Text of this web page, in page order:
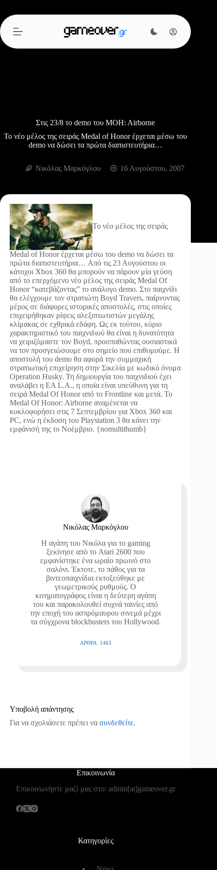
περιεχόμενο
Στις 23/8 το demo του MOH: Airborne
Το νέο μέλος της σειράς Medal of Honor έρχεται μέσω του
demo να δώσει τα πρώτα διαπιστευτήρια…
Νικόλας Μαρκόγλου 16 Αυγούστου, 2007
Το νέο μέλος της σειράς
Medal of Honor έρχεται μέσω του demo να δώσει τα
πρώτα διαπιστευτήρια… Από τις 23 Αυγούστου οι
κάτοχοι Xbox 360 θα μπορούν να πάρουν μία γεύση
από το επερχόμενο νέο μέλος της σειράς Medal Of
Honor “κατεβάζοντας” το ανάλογο demo. Στο παιχνίδι
θα ελέγχουμε τον στρατιώτη Boyd Travers, παίρνοντας
μέρος σε διάφορες ιστορικές αποστολές, στις οποίες
επιχειρήθηκαν ρίψεις αλεξιπτωτιστών μεγάλης
κλίμακας σε εχθρικά εδάφη. Ως εκ τούτου, κύριο
χαρακτηριστικό του παιχνιδιού θα είναι η δυνατότητα
να χειριζόμαστε τον Boyd, προσπαθώντας ουσιαστικά
να τον προσγειώσουμε στο σημείο που επιθυμούμε. Η
αποστολή του demo θα αφορά την συμμαχική
στρατιωτική επιχείρηση στην Σικελία με κωδικό όνομα
Operation Husky. Τη δημιουργία του παιχνιδιού έχει
αναλάβει η EA L.A., η οποία είναι υπεύθυνη για τη
σειρά Medal Of Honor από το Frontline και μετά. Το
Medal Of Honor: Airborne αναμένεται να
κυκλοφορήσει στις 7 Σεπτεμβρίου για Xbox 360 και
PC, ενώ η έκδοση του Playstation 3 θα κάνει την
εμφάνισή της το Νοέμβριο. {nomultithumb}
Νικόλας Μαρκόγλου
Η αγάπη του Νικόλα για το gaming
ξεκίνησε από το Atari 2600 που
εμφανίστηκε ένα ωραίο πρωινό στο
σαλόνι. Έκτοτε, το πάθος για τα
βιντεοπαιχνίδια εκτοξεύθηκε με
γεωμετρικούς ρυθμούς. Ο
κινηματογράφος είναι η δεύτερη αγάπη
του και παρακολουθεί συχνά ταινίες από
την εποχή του ασπρόμαυρου σινεμά μέχρι
τα σύγχρονα blockbusters του Hollywood.
ΆΡΘΡΑ: 1463
Υποβολή απάντησης
Για να σχολιάσετε πρέπει να συνδεθείτε.
Επικοινωνία
Επικοινωνήστε μαζί μας στο: admin[at]gameover.gr
Κατηγορίες